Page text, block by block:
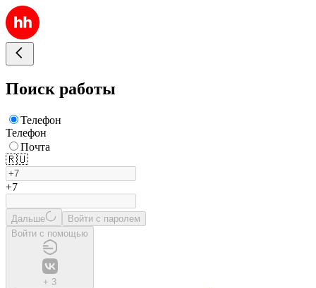
Поиск работы
Телефон
Телефон
Почта
🇷🇺
+7
Дальше
Войти с паролем
Войти с помощью
+ 3